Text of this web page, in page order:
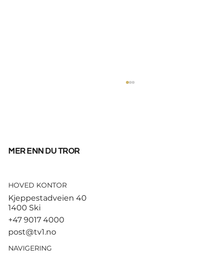
Tusenvis har dødd av varme i
dødsstatistikk
mer enn du tror
HOVED KONTOR
Kjeppestadveien 40
1400 Ski
+47 9017 4000
post@tv1.no
NAVIGERING